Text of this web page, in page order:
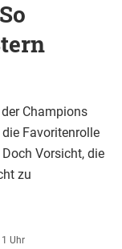
Champions
Favoritenrolle
Vorsicht, die
zu
Uhr